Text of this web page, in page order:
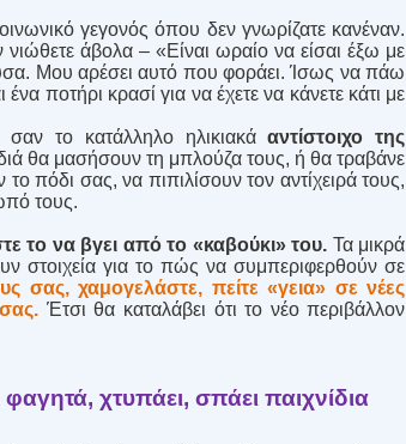
γεγονός όπου δεν γνωρίζατε κανέναν.
άβολα – «Είναι ωραίο να είσαι έξω με
Μου αρέσει αυτό που φοράει. Ίσως να πάω
ποτήρι κρασί για να έχετε να κάνετε κάτι με
σαν το κατάλληλο ηλικιακάαντίστοιχο της
θα μασήσουν τη μπλούζα τους, ή θα τραβάνε
πόδι σας, να πιπιλίσουν τον αντίχειρά τους,
τους.
το να βγει από το «καβούκι» του. Τα μικρά
στοιχεία για το πώς να συμπεριφερθούν σε
σας, χαμογελάστε, πείτε «γεια» σε νέες
Έτσι θα καταλάβει ότι το νέο περιβάλλον
χτυπάει, σπάει παιχνίδια